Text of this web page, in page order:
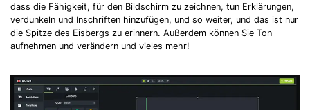
dass die Fähigkeit, für den Bildschirm zu zeichnen, tun Erklärungen,
verdunkeln und Inschriften hinzufügen, und so weiter, und das ist nur
die Spitze des Eisbergs zu erinnern. Außerdem können Sie Ton
aufnehmen und verändern und vieles mehr!